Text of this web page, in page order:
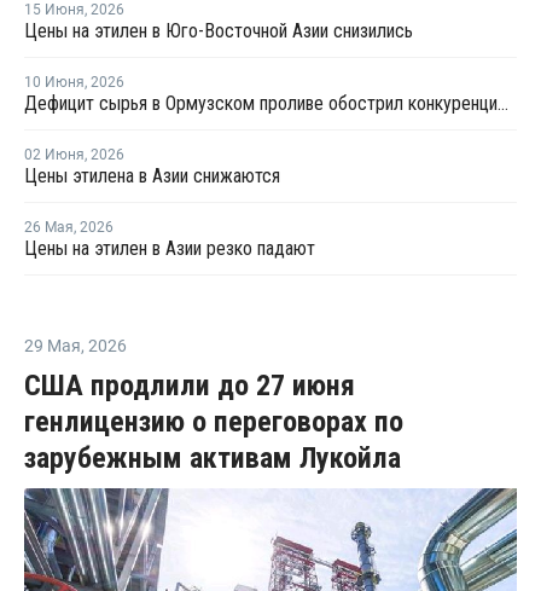
15 Июня, 2026
Цены на этилен в Юго-Восточной Азии снизились
10 Июня, 2026
Дефицит сырья в Ормузском проливе обострил конкуренцию на рынке ПВХ в Азии
02 Июня, 2026
Цены этилена в Азии снижаются
26 Мая, 2026
Цены на этилен в Азии резко падают
29 Мая, 2026
США продлили до 27 июня
генлицензию о переговорах по
зарубежным активам Лукойла